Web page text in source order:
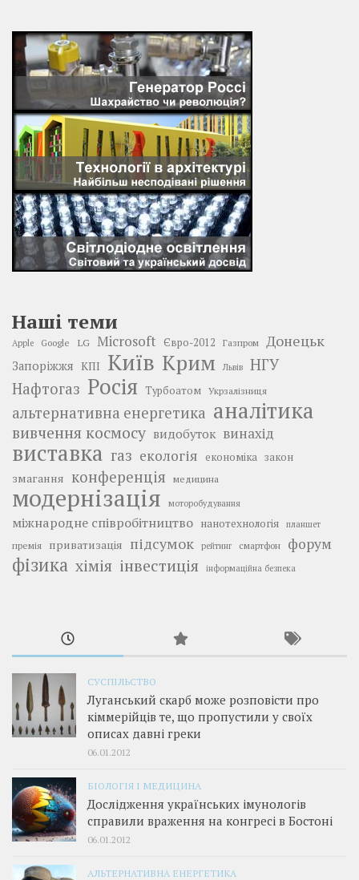
Наші теми
Apple Google LG Microsoft Євро-2012 Газпром Донецьк
Запоріжжя КПІ Київ Крим Львів
НГУ
Нафтогаз Росія Турбоатом Укрзалізниця
альтернативна енергетика аналітика
вивчення космосу видобуток винахід
виставка газ екологія економіка закон
змагання конференція медицина
модернізація моторобудування
міжнародне співробітництво нанотехнологія планшет
премія приватизація підсумок рейтинг смартфон форум
фізика хімія інвестиція інформаційна безпека
СУСПІЛЬСТВО
Луганський скарб може розповісти про
кіммерійців те, що пропустили у своїх
описах давні греки
06.01.2012
БІОЛОГІЯ І МЕДИЦИНА
Дослідження українських імунологів
справили враження на конгресі в Бостоні
06.01.2012
АЛЬТЕРНАТИВНА ЕНЕРГЕТИКА